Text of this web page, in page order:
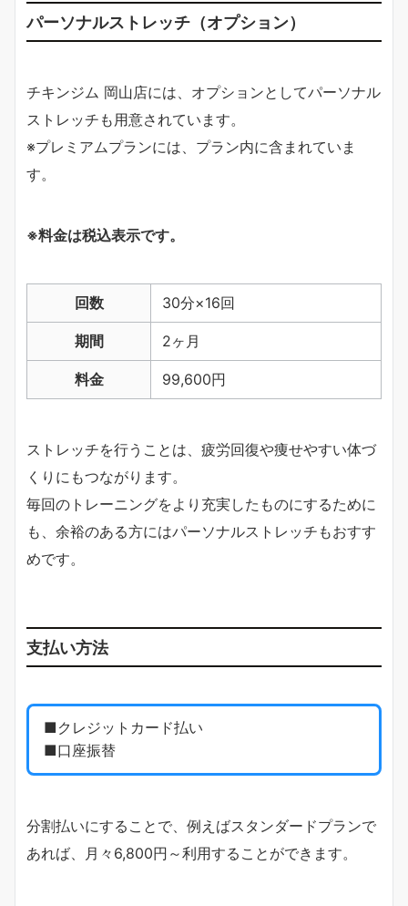
パーソナルストレッチ（オプション）
チキンジム 岡山店には、オプションとしてパーソナル
ストレッチも用意されています。
※プレミアムプランには、プラン内に含まれていま
す。
※料金は税込表示です。
回数 30分×16回
期間 2ヶ月
料金 99,600円
ストレッチを行うことは、疲労回復や痩せやすい体づ
くりにもつながります。
毎回のトレーニングをより充実したものにするために
も、余裕のある方にはパーソナルストレッチもおすす
めです。
支払い方法
■クレジットカード払い
■口座振替
分割払いにすることで、例えばスタンダードプランで
あれば、月々6,800円～利用することができます。